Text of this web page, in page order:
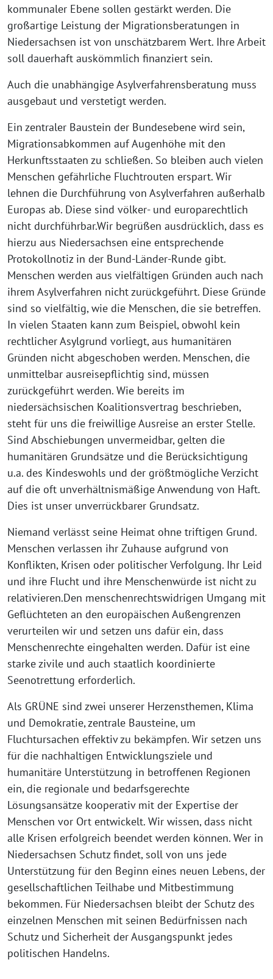
kommunaler Ebene sollen gestärkt werden. Die
großartige Leistung der Migrationsberatungen in
Niedersachsen ist von unschätzbarem Wert. Ihre Arbeit
soll dauerhaft auskömmlich finanziert sein.
Auch die unabhängige Asylverfahrensberatung muss
ausgebaut und verstetigt werden.
Ein zentraler Baustein der Bundesebene wird sein,
Migrationsabkommen auf Augenhöhe mit den
Herkunftsstaaten zu schließen. So bleiben auch vielen
Menschen gefährliche Fluchtrouten erspart. Wir
lehnen die Durchführung von Asylverfahren außerhalb
Europas ab. Diese sind völker- und europarechtlich
nicht durchführbar.Wir begrüßen ausdrücklich, dass es
hierzu aus Niedersachsen eine entsprechende
Protokollnotiz in der Bund-Länder-Runde gibt.
Menschen werden aus vielfältigen Gründen auch nach
ihrem Asylverfahren nicht zurückgeführt. Diese Gründe
sind so vielfältig, wie die Menschen, die sie betreffen.
In vielen Staaten kann zum Beispiel, obwohl kein
rechtlicher Asylgrund vorliegt, aus humanitären
Gründen nicht abgeschoben werden. Menschen, die
unmittelbar ausreisepflichtig sind, müssen
zurückgeführt werden. Wie bereits im
niedersächsischen Koalitionsvertrag beschrieben,
steht für uns die freiwillige Ausreise an erster Stelle.
Sind Abschiebungen unvermeidbar, gelten die
humanitären Grundsätze und die Berücksichtigung
u.a. des Kindeswohls und der größtmögliche Verzicht
auf die oft unverhältnismäßige Anwendung von Haft.
Dies ist unser unverrückbarer Grundsatz.
Niemand verlässt seine Heimat ohne triftigen Grund.
Menschen verlassen ihr Zuhause aufgrund von
Konflikten, Krisen oder politischer Verfolgung. Ihr Leid
und ihre Flucht und ihre Menschenwürde ist nicht zu
relativieren.Den menschenrechtswidrigen Umgang mit
Geflüchteten an den europäischen Außengrenzen
verurteilen wir und setzen uns dafür ein, dass
Menschenrechte eingehalten werden. Dafür ist eine
starke zivile und auch staatlich koordinierte
Seenotrettung erforderlich.
Als GRÜNE sind zwei unserer Herzensthemen, Klima
und Demokratie, zentrale Bausteine, um
Fluchtursachen effektiv zu bekämpfen. Wir setzen uns
für die nachhaltigen Entwicklungsziele und
humanitäre Unterstützung in betroffenen Regionen
ein, die regionale und bedarfsgerechte
Lösungsansätze kooperativ mit der Expertise der
Menschen vor Ort entwickelt. Wir wissen, dass nicht
alle Krisen erfolgreich beendet werden können. Wer in
Niedersachsen Schutz findet, soll von uns jede
Unterstützung für den Beginn eines neuen Lebens, der
gesellschaftlichen Teilhabe und Mitbestimmung
bekommen. Für Niedersachsen bleibt der Schutz des
einzelnen Menschen mit seinen Bedürfnissen nach
Schutz und Sicherheit der Ausgangspunkt jedes
politischen Handelns.